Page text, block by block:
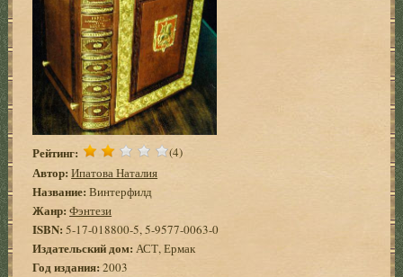
Рейтинг: (4)
Автор: Ипатова Наталия
Название: Винтерфилд
Жанр: Фэнтези
ISBN: 5-17-018800-5, 5-9577-0063-0
Издательский дом: АСТ, Ермак
Год издания:2003